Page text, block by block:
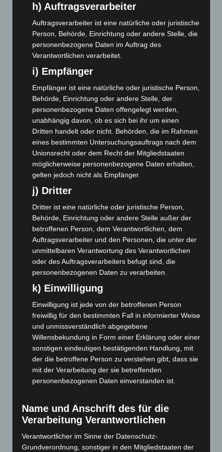
Januar 2024
Dezember 2023(130)
November 2023(130)
Oktober 2023(114)
September 2023(133)
August 2023(134)
Juli 2023(118)
Juni 2023(142)
Mai 2023(139)
April 2023
(155)
März 2023(174)
Februar 2023(154)
Januar 2023(140)
Dezember 2022(130)
November 2022(167)
Oktober 2022(166)
September 2022(205)
August 2022(166)
Juli 2022
(133)
Juni 2022
Mai 2022 (177)
April 2022(198)
März 2022(221)
Februar 2022(189)
Januar 2022 (190)
Dezember 2021(204)
Oktober 2021(171)
August 2021(154)
h) Auftragsverarbeiter
Auftragsverarbeiter ist eine natürliche oder juristische
Person, Behörde, Einrichtung oder andere Stelle, die
personenbezogene Daten im Auftrag des
Verantwortlichen verarbeitet.
i) Empfänger
Empfänger ist eine natürliche oder juristische Person,
Behörde, Einrichtung oder andere Stelle, der
personenbezogene Daten offengelegt werden,
unabhängig davon, ob es sich bei ihr um einen
Dritten handelt oder nicht. Behörden, die im Rahmen
eines bestimmten Untersuchungsauftrags nach dem
Unionsrecht oder dem Recht der Mitgliedstaaten
möglicherweise personenbezogene Daten erhalten,
gelten jedoch nicht als Empfänger.
j) Dritter
Dritter ist eine natürliche oder juristische Person,
Behörde, Einrichtung oder andere Stelle außer der
betroffenen Person, dem Verantwortlichen, dem
Auftragsverarbeiter und den Personen, die unter der
unmittelbaren Verantwortung des Verantwortlichen
oder des Auftragsverarbeiters befugt sind, die
personenbezogenen Daten zu verarbeiten.
k) Einwilligung
Einwilligung ist jede von der betroffenen Person
freiwillig für den bestimmten Fall in informierter Weise
und unmissverständlich abgegebene
Willensbekundung in Form einer Erklärung oder einer
sonstigen eindeutigen bestätigenden Handlung, mit
der die betroffene Person zu verstehen gibt, dass sie
mit der Verarbeitung der sie betreffenden
personenbezogenen Daten einverstanden ist.
Name und Anschrift des für die
Verarbeitung Verantwortlichen
Verantwortlicher im Sinne der Datenschutz-
Grundverordnung, sonstiger in den Mitgliedstaaten der